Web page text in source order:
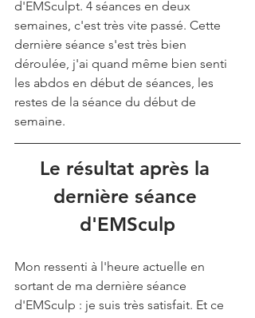
d'EMSculpt. 4 séances en deux
semaines, c'est très vite passé. Cette
dernière séance s'est très bien
déroulée, j'ai quand même bien senti
les abdos en début de séances, les
restes de la séance du début de
semaine.
Le résultat après la
dernière séance
d'EMSculp
Mon ressenti à l'heure actuelle en
sortant de ma dernière séance
d'EMSculp : je suis très satisfait. Et ce